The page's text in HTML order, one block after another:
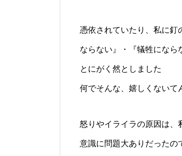
憑依されていたり、私に
ならない』・『犠牲にな
とにがく然としました
何でそんな、嬉しくないて
怒りやイライラの原因は、
意識に問題大ありだったの